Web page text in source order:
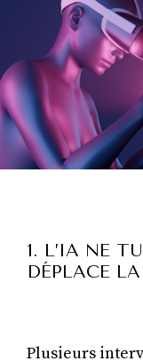
1. L’IA NE
DÉPLACE
Plusieurs